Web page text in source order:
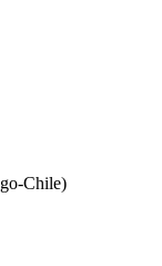
Chile)